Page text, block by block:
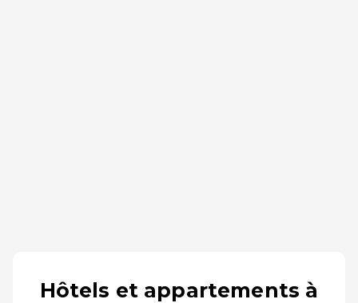
Hôtels et appartements à